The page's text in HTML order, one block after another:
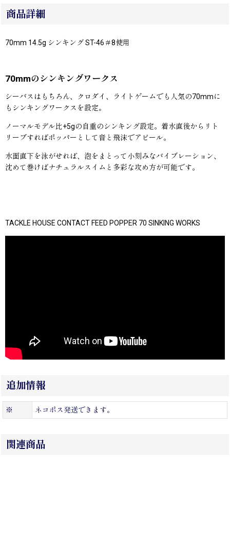
商品詳細
70mm 14.5g シンキング ST-46＃8使用
70mmのシンキングワークス
シーバスはもちろん、クロダイ、ライトゲームでも人気の70mmに
もシンキングワークスを設定。
ノーマルモデル比+5gの自重のシンキング設定。着水直後からリト
リーブすればポッパーとして音と飛沫でアピール。
水面直下を泳がせれば、泡をまとって小刻みなバイブレーション、
沈めて巻けばナチュラルスイムと多彩な攻め方が可能です。
TACKLE HOUSE CONTACT FEED POPPER 70 SINKING WORKS
追加情報
※ ネコポス発送できます。
関連商品